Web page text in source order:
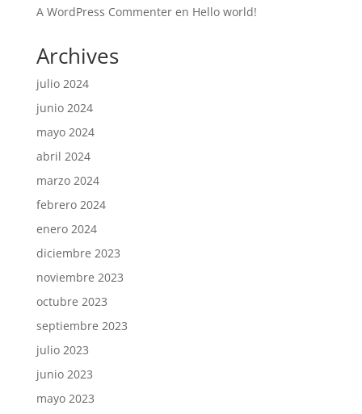
A WordPress Commenteren Hello world!
Archives
julio 2024
junio 2024
mayo 2024
abril 2024
marzo 2024
febrero 2024
enero 2024
diciembre 2023
noviembre 2023
octubre 2023
septiembre 2023
julio 2023
junio 2023
mayo 2023